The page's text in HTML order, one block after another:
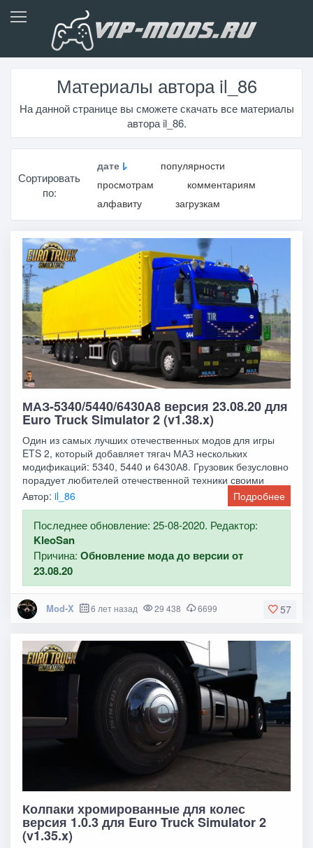
Материалы автора il_86
На данной странице вы сможете скачать все материалы
автора il_86.
Сортировать
по:
дате
популярности
просмотрам
комментариям
алфавиту
загрузкам
МАЗ-5340/5440/6430А8 версия 23.08.20 для
Euro Truck Simulator 2 (v1.38.x)
Один из самых лучших отечественных модов для игры
ETS 2, который добавляет тягач МАЗ нескольких
модификаций: 5340, 5440 и 6430А8. Грузовик безусловно
порадует любителей отечественной техники своими
Автор:il_86 Подробнее
Последнее обновление: 25-08-2020. Редактор:
KleoSan
Причина:Обновление мода до версии от
23.08.20
57
Mod-X 6 лет назад 29 438 6699
Колпаки хромированные для колес
версия 1.0.3 для Euro Truck Simulator 2
(v1.35.x)